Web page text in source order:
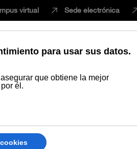
virtual Sede electrónica
EstudiarInnovaciónVida universitaria
Grabación del seminario